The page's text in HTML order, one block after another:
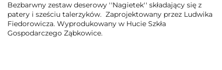
Bezbarwny zestaw deserowy ''Nagietek'' składający się z
patery i sześciu talerzyków. Zaprojektowany przez Ludwika
Fiedorowicza. Wyprodukowany w Hucie Szkła
Gospodarczego Ząbkowice.